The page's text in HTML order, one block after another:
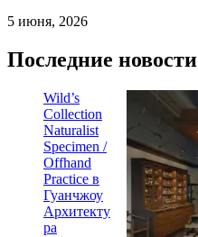
5 июня, 2026
Последние новости
Wild’s
Collection
Naturalist
Specimen /
Offhand
Practice в
Гуанчжоу
Архитекту
ра